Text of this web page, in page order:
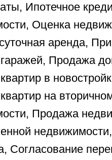
Ипотечное
Оценка
аренда,
Продажа
в
на
Продажа
Согласование